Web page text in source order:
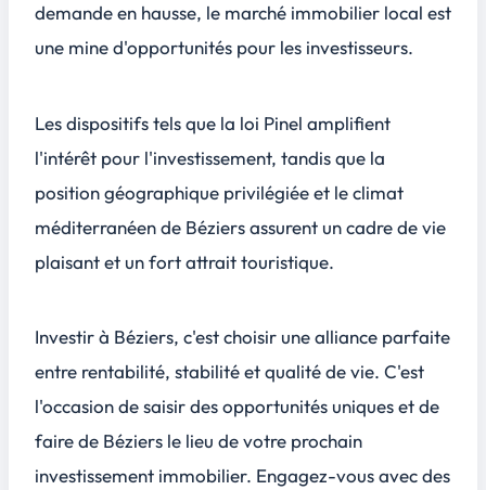
demande en hausse, le marché immobilier local est
une mine d'opportunités pour les investisseurs.
Les dispositifs tels que la loi Pinel amplifient
l'intérêt pour l'investissement, tandis que la
position géographique privilégiée et le climat
méditerranéen de Béziers assurent un cadre de vie
plaisant et un fort attrait touristique.
Investir à Béziers, c'est choisir une alliance parfaite
entre rentabilité, stabilité et qualité de vie. C'est
l'occasion de saisir des opportunités uniques et de
faire de Béziers le lieu de votre prochain
investissement immobilier. Engagez-vous avec des